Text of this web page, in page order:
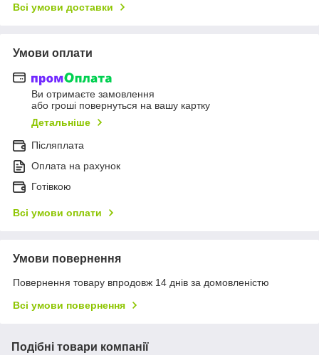
Всі умови доставки
Умови оплати
Ви отримаєте замовлення
або гроші повернуться на вашу картку
Детальніше
Післяплата
Оплата на рахунок
Готівкою
Всі умови оплати
Умови повернення
Повернення товару впродовж 14 днів за домовленістю
Всі умови повернення
Подібні товари компанії